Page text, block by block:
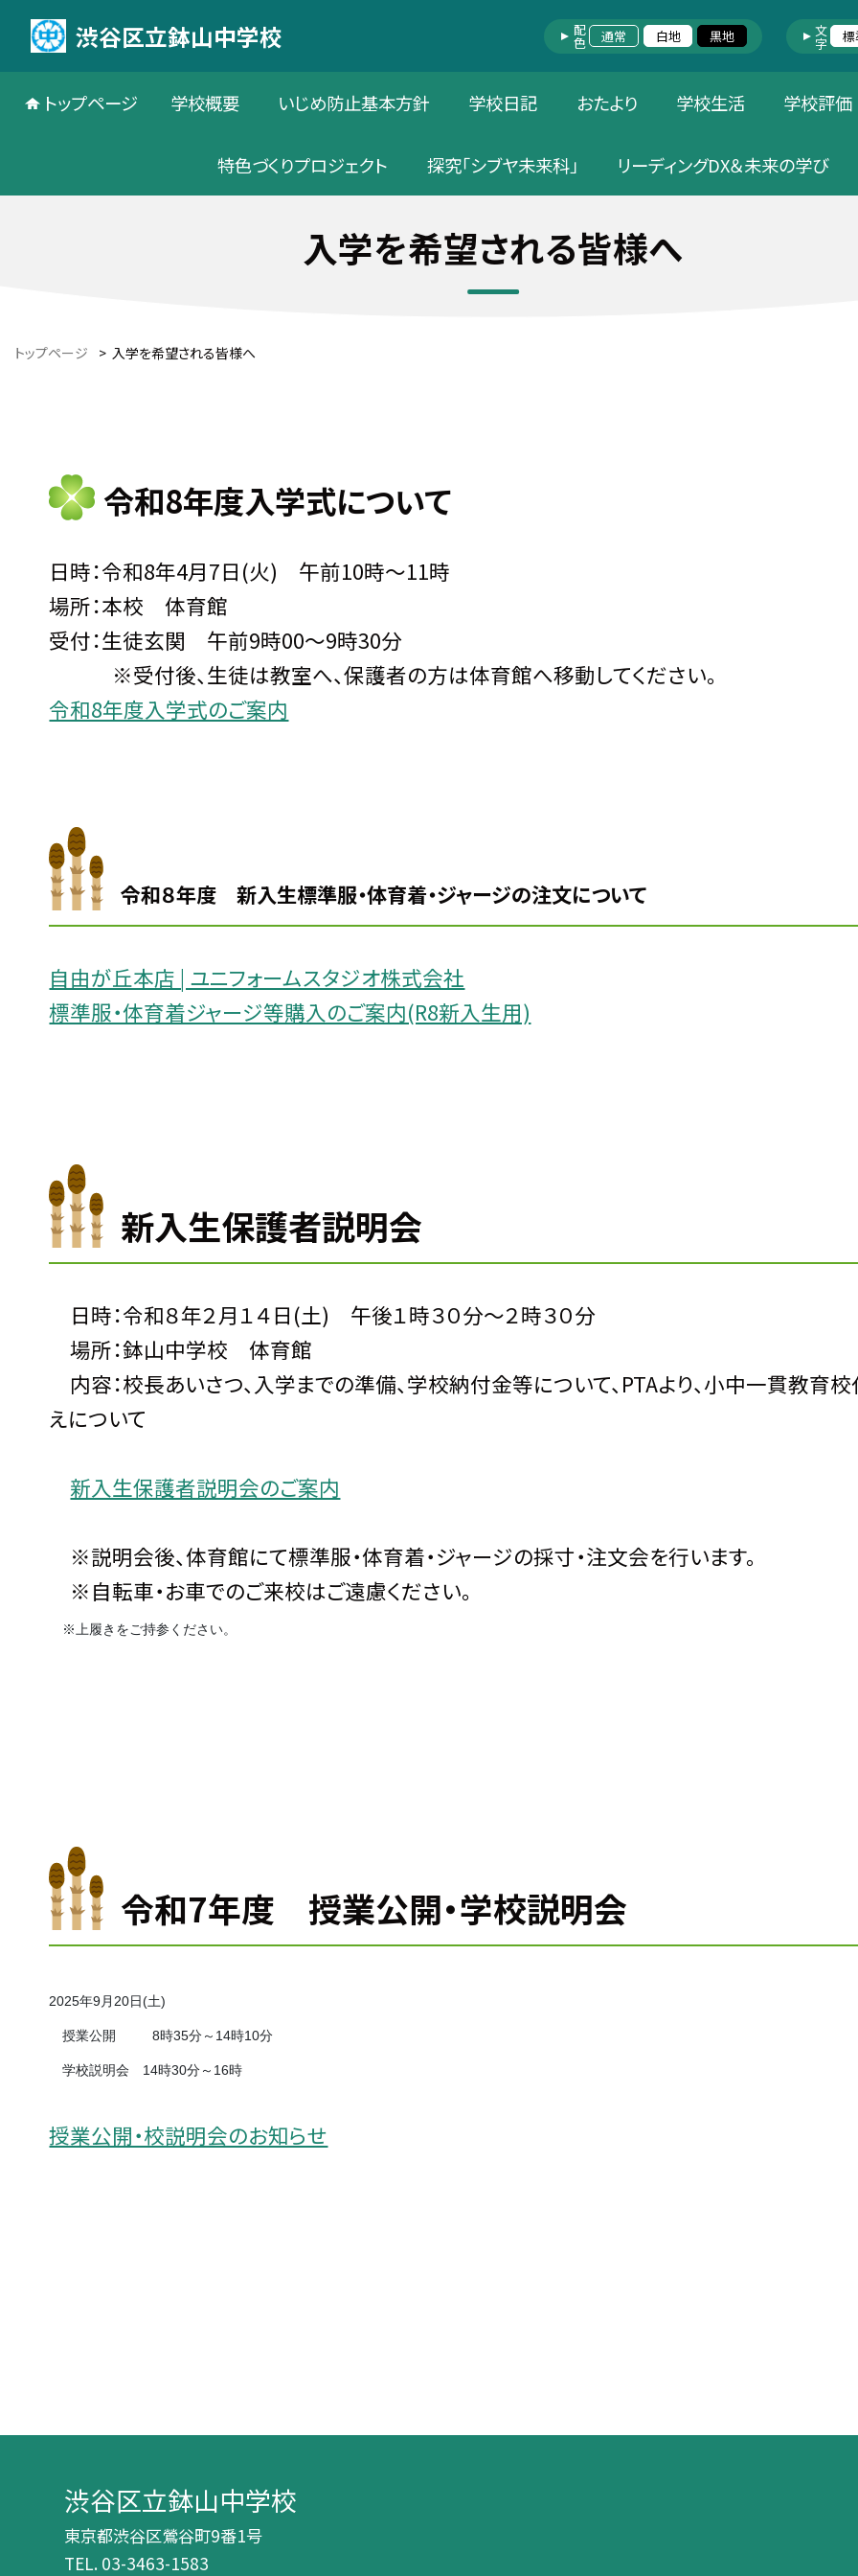
渋谷区立鉢山中学校 配色 通常 白地 黒地 文字
トップページ 学校概要 いじめ防止基本方針 学校日記 おたより 学校生活 学校評価
特色づくりプロジェクト 探究「シブヤ未来科」 リーディングDX＆未来の学び
入学を希望される皆様へ
トップページ > 入学を希望される皆様へ
令和8年度入学式について
日時：令和8年4月7日(火) 午前10時～11時
場所：本校 体育館
受付：生徒玄関 午前9時00～9時30分
※受付後、生徒は教室へ、保護者の方は体育館へ移動してください。
令和8年度入学式のご案内
令和８年度 新入生標準服・体育着・ジャージの注文について
自由が丘本店 | ユニフォームスタジオ株式会社
標準服・体育着ジャージ等購入のご案内(R8新入生用)
新入生保護者説明会
日時：令和８年２月１４日(土) 午後１時３０分～２時３０分
場所：鉢山中学校 体育館
内容：校長あいさつ、入学までの準備、学校納付金等について、PTAより、小中一貫教育校
えについて
新入生保護者説明会のご案内
※説明会後、体育館にて標準服・体育着・ジャージの採寸・注文会を行います。
※自転車・お車でのご来校はご遠慮ください。
※上履きをご持参ください。
令和7年度 授業公開・学校説明会
2025年9月20日(土)
授業公開 8時35分～14時10分
学校説明会 14時30分～16時
授業公開・校説明会のお知らせ
渋谷区立鉢山中学校
東京都渋谷区鶯谷町9番1号
TEL. 03-3463-1583